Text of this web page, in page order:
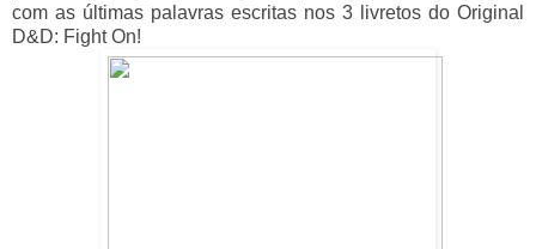
com as últimas palavras escritas nos 3 livretos do Original
D&D: Fight On!